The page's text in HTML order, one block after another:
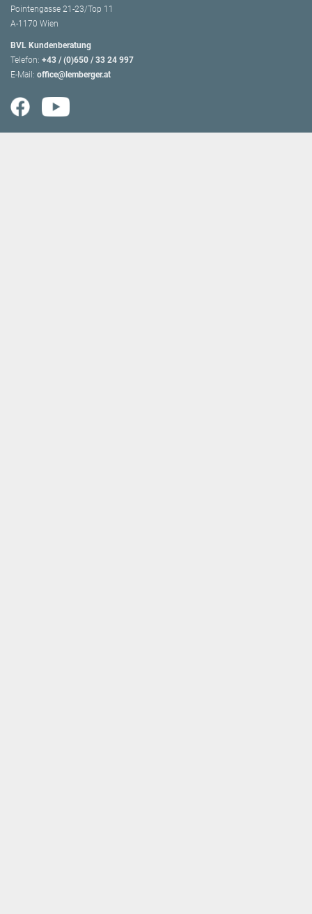
Pointengasse 21-23/Top 11
A-1170 Wien
BVL Kundenberatung
Telefon: +43 / (0)650 / 33 24 997
E-Mail: office@lemberger.at